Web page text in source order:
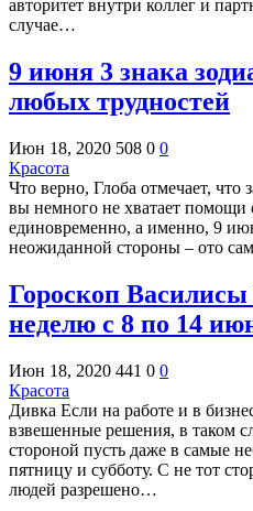
авторитет внутри коллег и
случае…
9 июня 3 знака
любых трудностей
Июн 18, 2020 508 0 0
Красота
Что верно, Глоба отмечает, что
вы немного не хватает помощи
единовременно, а именно, 9
неожиданной стороны – ото
Гороскоп
неделю с 8 по 14
Июн 18, 2020 441 0 0
Красота
Дивка Если на работе и в
взвешенные решения, в таком
стороной пусть даже в самые
пятницу и субботу. С не тот
людей разрешено…